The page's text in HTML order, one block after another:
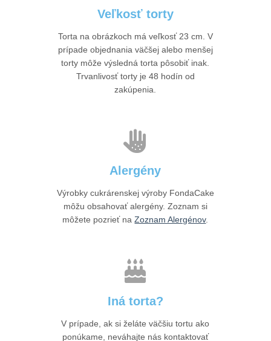
Veľkosť torty
Torta na obrázkoch má veľkosť 23 cm. V
prípade objednania väčšej alebo menšej
torty môže výsledná torta pôsobiť inak.
Trvanlivosť torty je 48 hodín od
zakúpenia.
Alergény
Výrobky cukrárenskej výroby FondaCake
môžu obsahovať alergény. Zoznam si
môžete pozrieť naZoznam Alergénov.
Iná torta?
V prípade, ak si želáte väčšiu tortu ako
ponúkame, neváhajte nás kontaktovať